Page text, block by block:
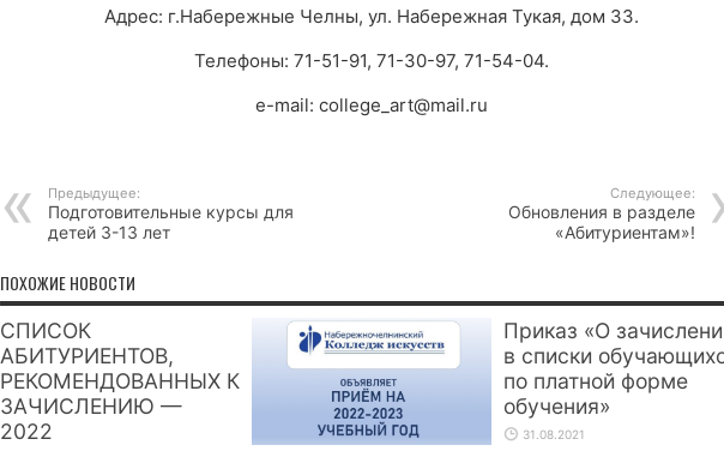
Адрес: г.Набережные Челны, ул. Набережная Тукая, дом 33.
Телефоны: 71-51-91, 71-30-97, 71-54-04.
e-mail: college_art@mail.ru
Предыдущее:
Подготовительные курсы для
детей 3-13 лет
Следующее:
Обновления в разделе
«Абитуриентам»!
ПОХОЖИЕ НОВОСТИ
СПИСОК
АБИТУРИЕНТОВ,
РЕКОМЕНДОВАННЫХ К
ЗАЧИСЛЕНИЮ —
2022
Приказ «О
в списки
по платной форме
обучения»
31.08.2021